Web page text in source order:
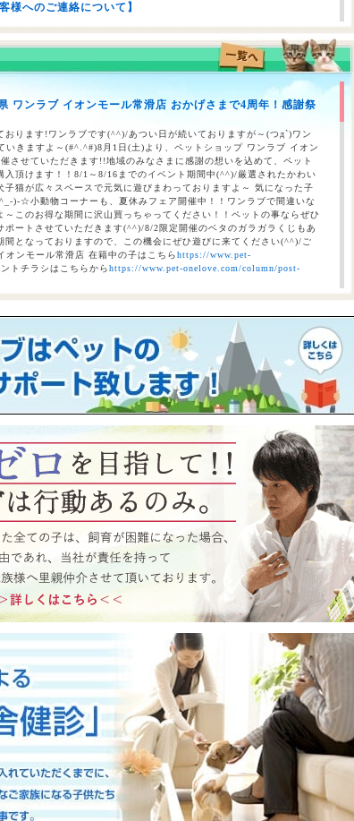
様へのご連絡について】
せ（合志店・光の森店・西熊本店・はません店・宇土店）
ワンラブ イオンモール常滑店 おかげさまで4周年！感謝祭
おります!ワンラブです(^^)/あつい日が続いておりますが～(つд`)ワン
いきますよ～(#^.^#)8月1日(土)より、ペットショップ ワンラブ イオン
させていただきます!!地域のみなさまに感謝の想いを込めて、ペット
入頂けます！！8/1～8/16までのイベント期間中(^^)/厳選されたかわい
子猫が広々スペースで元気に遊びまわっておりますよ～ 気になった子
)-☆小動物コーナーも、夏休みフェア開催中！！ワンラブで間違いな
～このお得な期間に沢山買っちゃってください！！ペットの事ならぜひ
ポートさせていただきます(^^)/8/2限定開催のベタのガラガラくじもあ
間となっておりますので、この機会にぜひ遊びに来てください(^^)/ご
オンモール常滑店 在籍中の子はこちらhttps://www.pet-
トチラシはこちらからhttps://www.pet-onelove.com/column/post-
ンラブ総決算 22周年祭｜大決算商談会開幕！！ 8/31お引渡
算商談会！！ ワンラブ看板店舗にて、ポイントプレゼントキャンペー
配信されておりますクーポンを2,500円以上のお会計時にご利用頂
！！まだ会員アプリをご利用中でない方は、店頭で会員アプリを取得頂
寄店舗にてぜひご確認ください！！※ワンラブ看板店舗が対象※ 小動
https://www.pet-onelove.com/column/post-9344/
イオンタウン宇多津店＆ゆめタウン三豊店 一年で一番お得な
ンラブグループ
ます！！7月25日(土)より、ペットショップ ワンラブ イオンタウン宇
決算フェアを開催させていただきます！！7/25～8/9までのイベント
が大集合！！今年もぜひ遊びに来てください(^^)/ペット用品も専門
わんだふるプライスとなっております♪愛らしい子犬子猫が広々スペー
気になった子はぜひ抱っこしてあげてくださいね(^_-)-☆一年で一番！
間に沢山買っちゃってください！！ペットの事ならぜひご相談くださ
いただきます(^^)/改めまして、地域の皆様に愛されるペットショップ
すm(__)m ■ゆめタウン三豊店 在籍中の子はこちら https://www.pet-
野県 ワンラブ アリオ上田店 動物大集合イベント開催！！
ります!ワンラブです(^^)/暑い日も多くなってまいりましたね 熱中症に
なイベントが開催されていきますよ～(#^.^#)7月18日(土)より、ペッ
、ペットイベントを開催させていただきます！！地域のみなさまに感
だふるプライスにてご購入頂けます！！7/18～8/2までのイベント期
が大集合！！愛らしい子犬子猫が広々スペースで元気に遊びまわって
こしてあげてくださいね(^_-)-☆大決算商談会も開催されておりますの
く、大チャンスですよ～このお得な期間に沢山買っちゃってくださ